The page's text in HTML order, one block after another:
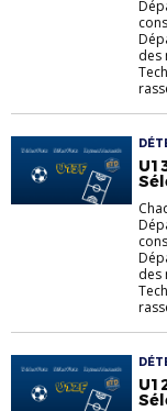
des
U13F
des